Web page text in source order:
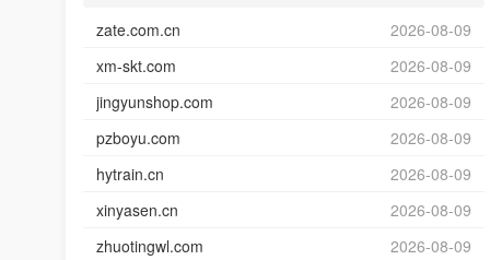
zate.com.cn
2026-08-09
xm-skt.com
2026-08-09
jingyunshop.com
2026-08-09
pzboyu.com
2026-08-09
hytrain.cn
2026-08-09
xinyasen.cn
2026-08-09
zhuotingwl.com
2026-08-09